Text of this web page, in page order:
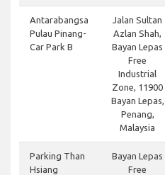
Antarabangsa
Pulau Pinang-
Car Park B
Jalan Sultan
Azlan Shah,
Bayan Lepas
Free
Industrial
Zone, 11900
Bayan Lepas,
Penang,
Malaysia
Parking Than
Hsiang
Bayan Lepas
Free